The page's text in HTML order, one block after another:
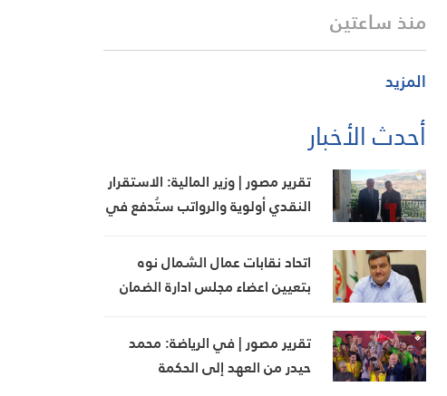
منذ ساعتين
المزيد
أحدث الأخبار
تقرير مصور | وزير المالية: الاستقرار
النقدي أولوية والرواتب ستُدفع في
اتحاد نقابات عمال الشمال نوه
بتعيين اعضاء مجلس ادارة الضمان
تقرير مصور | في الرياضة: محمد
حيدر من العهد إلى الحكمة